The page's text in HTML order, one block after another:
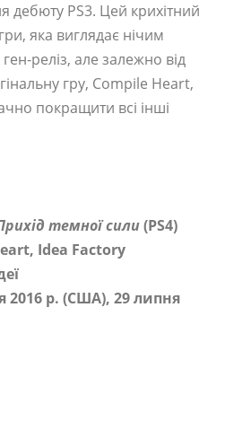
дебюту PS3. Цей крихітний
яка виглядає нічим
реліз, але залежно від
гру, Compile Heart,
покращити всі інші
темної сили(PS4)
Idea Factory
2016 р. (США), 29 липня